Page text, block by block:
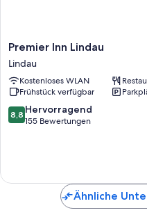
Andere Komforts in den
LED-Glühbirnen und
Reinigungsmittel
Regenduschen, kostenlose
Premier
Inn
Lindau
Lindau
Premier Inn Lindau
Lindau
Kostenloses WLAN
Frühstück verfügbar
8.8
von
8,8 Hervorragend
155 Bewertungen
Ähnliche